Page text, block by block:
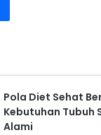
Pola Diet Sehat
Kebutuhan Tubuh
Alami